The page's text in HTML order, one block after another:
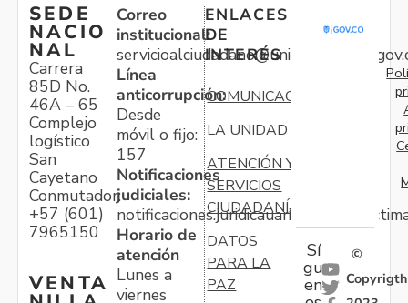
SEDE
NACIO
NAL
Carrera
85D No.
46A – 65
Complejo
logístico
San
Cayetano
Conmutador:
+57 (601)
7965150
VENTA
Correo
institucional:
Línea
anticorrupción:
Desde
móvil o fijo:
157
Notificaciones
judiciales:
Horario de
atención
Lunes a
viernes
ENLACES
DE
INTERÉS
COMUNICACIONES
LA UNIDAD
ATENCIÓN Y
SERVICIOS
CIUDADANÍA
DATOS
PARA LA
PAZ
Sí
gu
en
©
Copyrigth